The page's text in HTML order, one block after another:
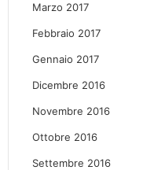
Marzo 2017
Febbraio 2017
Gennaio 2017
Dicembre 2016
Novembre 2016
Ottobre 2016
Settembre 2016